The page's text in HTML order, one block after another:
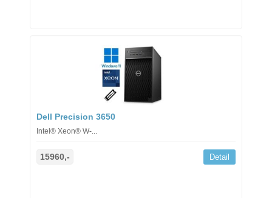
Dell Precision 3650
Intel® Xeon® W-...
15960,- Detail